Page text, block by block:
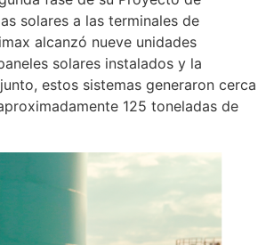
solares a las terminales de
alcanzó nueve unidades
solares instalados y la
estos sistemas generaron cerca
125 toneladas de